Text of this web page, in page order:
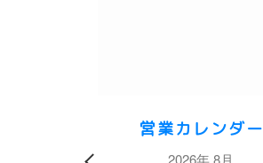
営業カレンダー
2026年 8月